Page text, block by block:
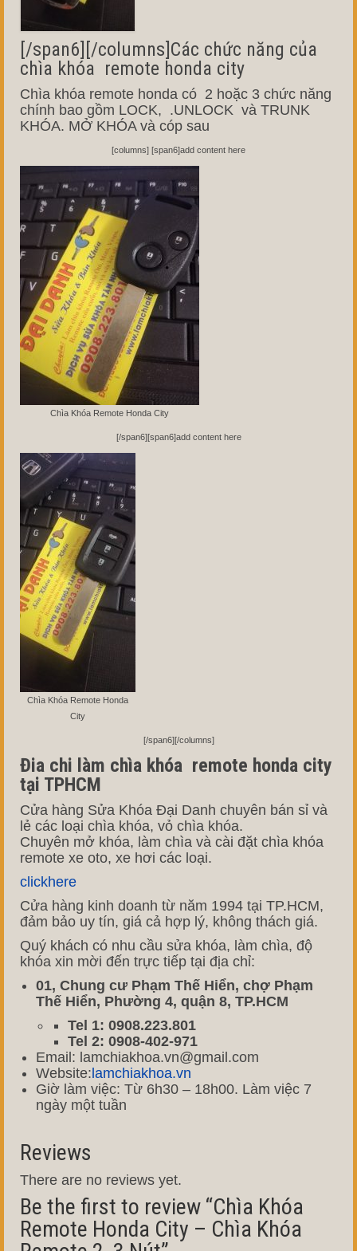
[/span6][/columns]Các chức năng của
chìa khóa remote honda city
Chìa khóa remote honda có 2 hoặc 3 chức năng
chính bao gồm LOCK, .UNLOCK và TRUNK
KHÓA. MỞ KHÓA và cóp sau
[columns] [span6]add content here
Chìa Khóa Remote Honda City
[/span6][span6]add content here
Chìa Khóa Remote Honda
City
[/span6][/columns]
Đia chi làm chìa khóa remote honda city
tại TPHCM
Cửa hàng Sửa Khóa Đại Danh chuyên bán sỉ và
lẻ các loại chìa khóa, vỏ chìa khóa.
Chuyên mở khóa, làm chìa và cài đặt chìa khóa
remote xe oto, xe hơi các loại.
clickhere
Cửa hàng kinh doanh từ năm 1994 tại TP.HCM,
đảm bảo uy tín, giá cả hợp lý, không thách giá.
Quý khách có nhu cầu sửa khóa, làm chìa, độ
khóa xin mời đến trực tiếp tại địa chỉ:
01, Chung cư Phạm Thế Hiển, chợ Phạm
Thế Hiển, Phường 4, quận 8, TP.HCM
Tel 1: 0908.223.801
Tel 2: 0908-402-971
Email: lamchiakhoa.vn@gmail.com
Website:lamchiakhoa.vn
Giờ làm việc: Từ 6h30 – 18h00. Làm việc 7
ngày một tuần
Reviews
There are no reviews yet.
Be the first to review “Chìa Khóa
Remote Honda City – Chìa Khóa